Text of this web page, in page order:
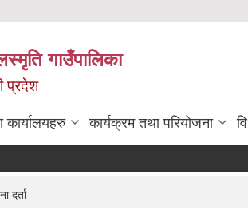
गाउँपालिका
प्रदेश
कार्यालयहरु कार्यक्रम तथा परियोजना
दर्ता